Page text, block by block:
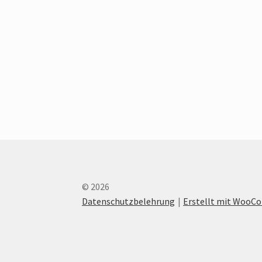
© 2026
Datenschutzbelehrung
Erstellt mit